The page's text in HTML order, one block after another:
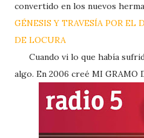
convertido en los nuevos
GÉNESIS Y TRAVESÍA POR EL
DE LOCURA
Cuando vi lo que había
algo. En 2006 creé MI GRAMO